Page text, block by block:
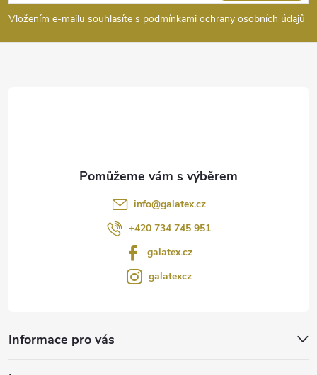
p
a
Vložením e-mailu souhlasíte s podmínkami ochrany osobních údajů
info@galatex.cz
+420 734 745 951
galatex.cz
galatexcz
Informace pro vás